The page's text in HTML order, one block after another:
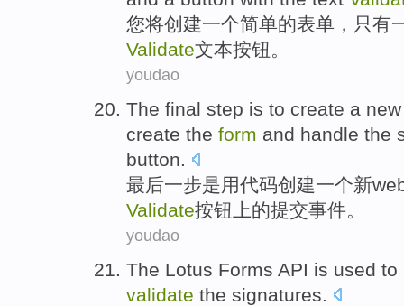
您将创建一个简单的表单 ，只有
Validate文本按钮。
youdao
The final step is to create a new
create the form and handle the
button.
最后一步是用代码创建一个新
Validate按钮 上的提交事件。
youdao
The Lotus Forms API is used to
validate the signatures.